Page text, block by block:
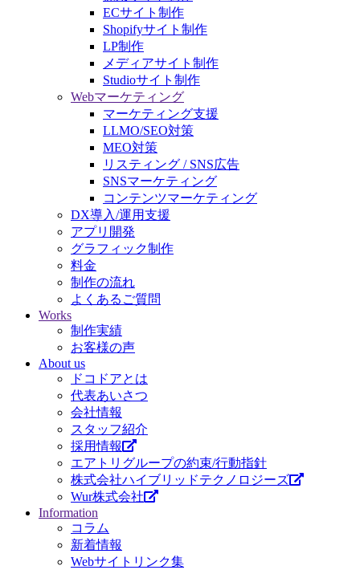
ECサイト制作
Shopifyサイト制作
LP制作
メディアサイト制作
Studioサイト制作
Webマーケティング
マーケティング支援
LLMO/SEO対策
MEO対策
リスティング / SNS広告
SNSマーケティング
コンテンツマーケティング
DX導入/運用支援
アプリ開発
グラフィック制作
料金
制作の流れ
よくあるご質問
Works
制作実績
お客様の声
About us
ドコドアとは
代表あいさつ
会社情報
スタッフ紹介
採用情報
エアトリグループの約束/行動指針
株式会社ハイブリッドテクノロジーズ
Wur株式会社
Information
コラム
新着情報
Webサイトリンク集